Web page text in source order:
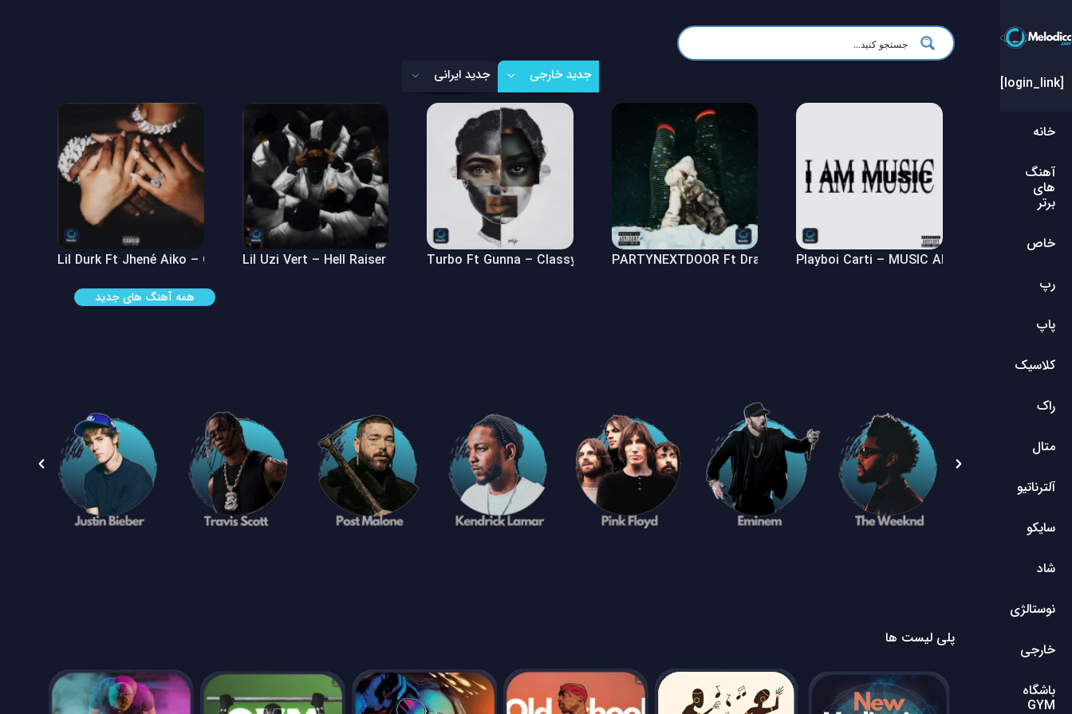
[login_link]
خانه
آهنگ
های
برتر
خاص
رپ
پاپ
کلاسیک
راک
متال
آلترناتیو
سایکو
شاد
نوستالژی
خارجی
باشگاه
GYM
جدید خارجی جدید ایرانی
Playboi Carti – MUSIC Album
PARTYNEXTDOOR Ft Drake – $ome $exy $ongs 4 U Album
Turbo Ft Gunna – Classy Girl
Lil Uzi Vert – Hell Raiser (Freestyle)
Lil Durk Ft Jhené Aiko – Can’t Hide It
همه آهنگ های جدید
پلی لیست ها